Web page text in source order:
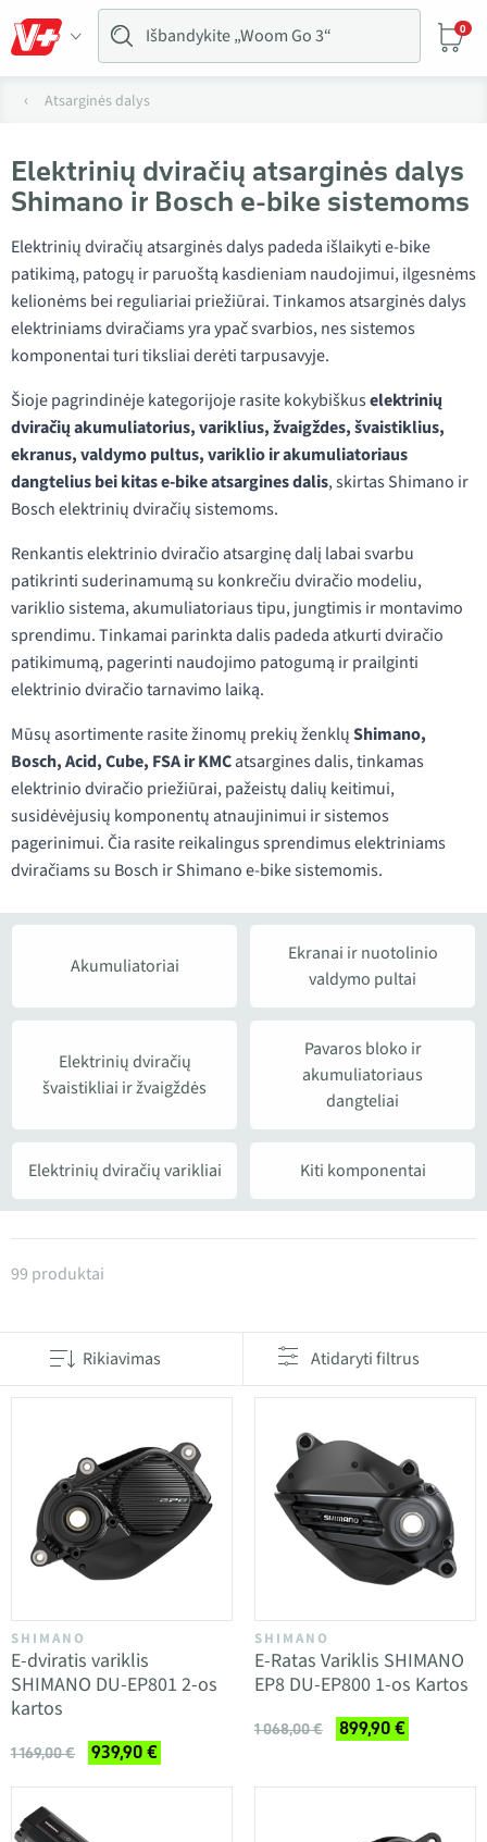
0
Atsarginės dalys
Elektrinių dviračių atsarginės dalys
Shimano ir Bosch e-bike sistemoms
Elektrinių dviračių atsarginės dalys padeda išlaikyti e-bike
patikimą, patogų ir paruoštą kasdieniam naudojimui, ilgesnėms
kelionėms bei reguliariai priežiūrai. Tinkamos atsarginės dalys
elektriniams dviračiams yra ypač svarbios, nes sistemos
komponentai turi tiksliai derėti tarpusavyje.
Šioje pagrindinėje kategorijoje rasite kokybiškuselektrinių
dviračių akumuliatorius, variklius, žvaigždes, švaistiklius,
ekranus, valdymo pultus, variklio ir akumuliatoriaus
dangtelius bei kitas e-bike atsargines dalis, skirtas Shimano ir
Bosch elektrinių dviračių sistemoms.
Renkantis elektrinio dviračio atsarginę dalį labai svarbu
patikrinti suderinamumą su konkrečiu dviračio modeliu,
variklio sistema, akumuliatoriaus tipu, jungtimis ir montavimo
sprendimu. Tinkamai parinkta dalis padeda atkurti dviračio
patikimumą, pagerinti naudojimo patogumą ir prailginti
elektrinio dviračio tarnavimo laiką.
Mūsų asortimente rasite žinomų prekių ženklųShimano,
Bosch, Acid, Cube, FSA ir KMCatsargines dalis, tinkamas
elektrinio dviračio priežiūrai, pažeistų dalių keitimui,
susidėvėjusių komponentų atnaujinimui ir sistemos
pagerinimui. Čia rasite reikalingus sprendimus elektriniams
dviračiams su Bosch ir Shimano e-bike sistemomis.
Akumuliatoriai
Ekranai ir nuotolinio
valdymo pultai
Elektrinių dviračių
švaistikliai ir žvaigždės
Pavaros bloko ir
akumuliatoriaus
dangteliai
Elektrinių dviračių varikliai Kiti komponentai
Produktai kategorijoje Elektrinių dviračių atsarginės
99 produktai
Rikiavimas Atidaryti filtrus
SHIMANO
E-dviratis variklis
SHIMANO DU-EP801 2-os
kartos
1 169,00 € 939,90 €
SHIMANO
E-Ratas Variklis SHIMANO
EP8 DU-EP800 1-os Kartos
1 068,00 € 899,90 €